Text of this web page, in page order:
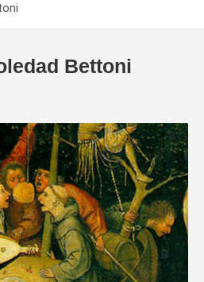
Bettoni